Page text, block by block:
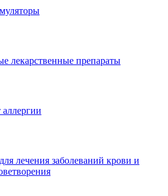
лекарственные препараты
аллергии
лечения заболеваний крови и